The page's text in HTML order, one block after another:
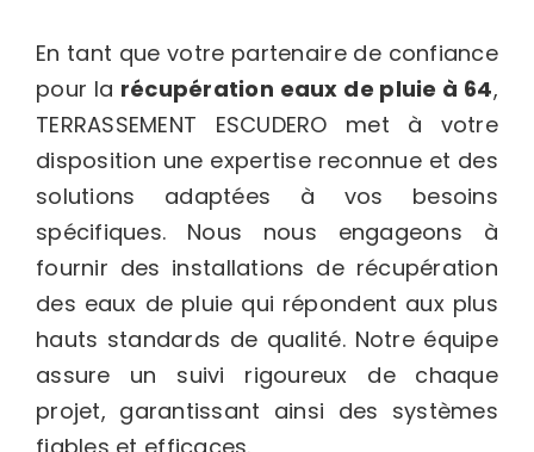
En tant que votre partenaire de confiance
pour la récupération eaux de pluie à 64,
TERRASSEMENT ESCUDERO met à votre
disposition une expertise reconnue et des
solutions adaptées à vos besoins
spécifiques. Nous nous engageons à
fournir des installations de récupération
des eaux de pluie qui répondent aux plus
hauts standards de qualité. Notre équipe
assure un suivi rigoureux de chaque
projet, garantissant ainsi des systèmes